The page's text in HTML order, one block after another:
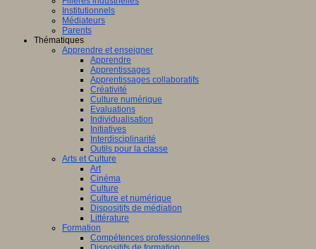
Institutionnels
Médiateurs
Parents
Thématiques
Apprendre et enseigner
Apprendre
Apprentissages
Apprentissages collaboratifs
Créativité
Culture numérique
Evaluations
Individualisation
Initiatives
Interdisciplinarité
Outils pour la classe
Arts et Culture
Art
Cinéma
Culture
Culture et numérique
Dispositifs de médiation
Littérature
Formation
Compétences professionnelles